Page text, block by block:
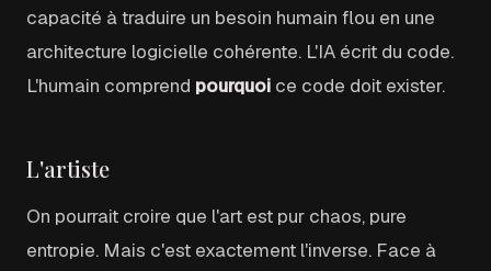
capacité à traduire un besoin humain flou en une
architecture logicielle cohérente. L'IA écrit du code.
L'humain comprend pourquoi ce code doit exister.
L'artiste
On pourrait croire que l'art est pur chaos, pure
entropie. Mais c'est exactement l'inverse. Face à